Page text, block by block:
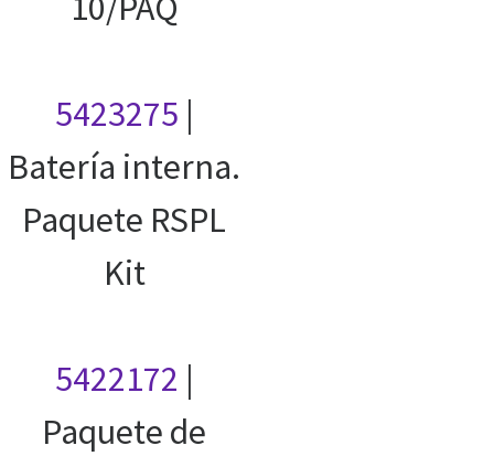
5423275 |
Batería interna.
Paquete RSPL
Kit
5422172 |
Paquete de